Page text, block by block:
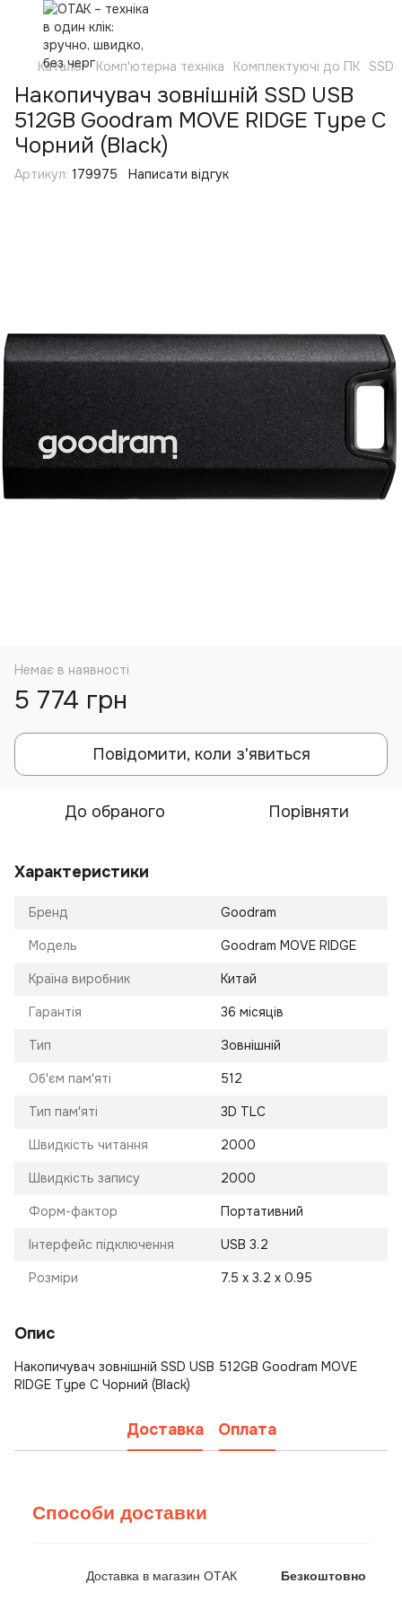
Каталог Комп'ютерна техніка Комплектуючі до ПК SSD
Накопичувач зовнішній SSD USB
512GB Goodram MOVE RIDGE Type C
Чорний (Black)
Артикул: 179975 Написати відгук
Немає в наявності
5 774 грн
Повідомити, коли з'явиться
До обраного Порівняти
Характеристики
Бренд Goodram
Модель Goodram MOVE RIDGE
Країна виробник Китай
Гарантія 36 місяців
Тип Зовнішній
Об'єм пам'яті 512
Тип пам'яті 3D TLC
Швидкість читання 2000
Швидкість запису 2000
Форм-фактор Портативний
Інтерфейс підключення USB 3.2
Розміри 7.5 х 3.2 х 0.95
Опис
Накопичувач зовнішній SSD USB 512GB Goodram MOVE
RIDGE Type C Чорний (Black)
Доставка Оплата
Способи доставки
Доставка в магазин ОТАК Безкоштовно